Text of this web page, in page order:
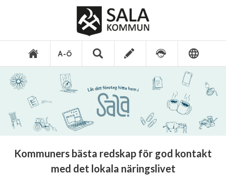
Kommuners bästa redskap för god kontakt
med det lokala näringslivet